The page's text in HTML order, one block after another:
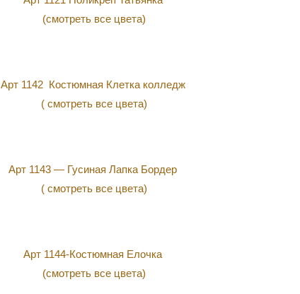
(смотреть все цвета)
Арт 1142 Костюмная Клетка колледж
( смотреть все цвета)
Арт 1143 — Гусиная Лапка Бордер
( смотреть все цвета)
Арт 1144-Костюмная Елочка
(смотреть все цвета)